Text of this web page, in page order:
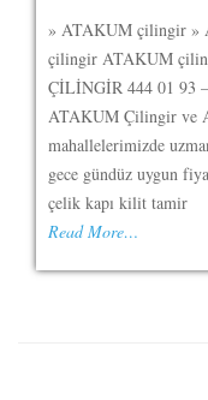
» ATAKUM çilingir »
çilingir ATAKUM
ÇİLİNGİR 444 01 93
ATAKUM Çilingir ve
mahallelerimizde
gece gündüz uygun
çelik kapı kilit tamir
Read More…